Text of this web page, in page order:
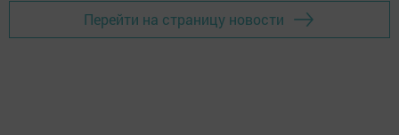
Перейти на страницу новости